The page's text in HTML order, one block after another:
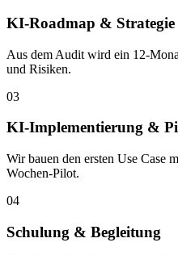
KI-Roadmap & Strategie
Aus dem Audit wird ein 12-
und Risiken.
03
KI-Implementierung &
Wir bauen den ersten Use Case
Wochen-Pilot.
04
Schulung & Begleitung